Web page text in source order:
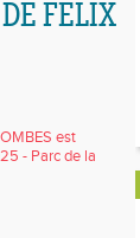
FELIX
est
- Parc de la